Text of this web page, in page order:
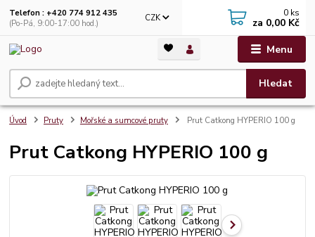
Menu
CZK
Hledat
Telefon : +420 774 912 435
(Po-Pá, 9:00-17:00 hod.)
0 ks
za 0,00 Kč
Úvod Pruty Mořské a sumcové pruty Prut Catkong HYPERIO 100 g
Prut Catkong HYPERIO 100 g